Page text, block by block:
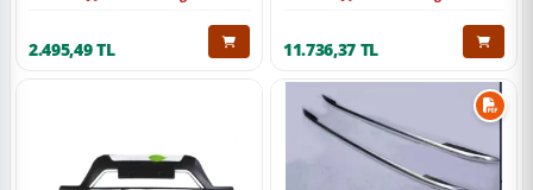
2.495,49 TL 11.736,37 TL